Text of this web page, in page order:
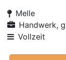
Melle
Handwerk,
Vollzeit